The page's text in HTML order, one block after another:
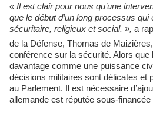
« Il est clair pour nous qu’une
que le début d’un long processus qui
sécuritaire, religieux et social. », a
de la Défense, Thomas de
conférence sur la sécurité. Alors que
davantage comme une puissance
décisions militaires sont délicates et
au Parlement. Il est nécessaire
allemande est réputée sous-financée